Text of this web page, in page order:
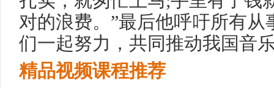
对的浪费。”最后他呼吁所有
们一起努力，共同推动我国音
精品视频课程推荐